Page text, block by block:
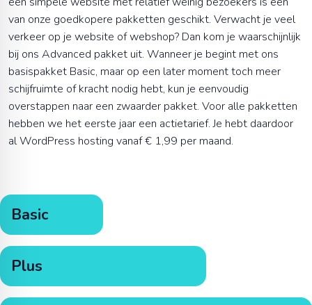
van onze goedkopere pakketten geschikt. Verwacht je veel
verkeer op je website of webshop? Dan kom je waarschijnlijk
bij ons Advanced pakket uit. Wanneer je begint met ons
basispakket Basic, maar op een later moment toch meer
schijfruimte of kracht nodig hebt, kun je eenvoudig
overstappen naar een zwaarder pakket. Voor alle pakketten
hebben we het eerste jaar een actietarief. Je hebt daardoor
al WordPress hosting vanaf € 1,99 per maand.
Basic
Plus